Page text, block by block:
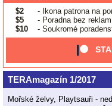
$2
- Ikona patrona na
$5
- Poradna bez reklam
$10
- Soukromé
TERAmagazín 1/2017
Mořské želvy, Playtsauři -